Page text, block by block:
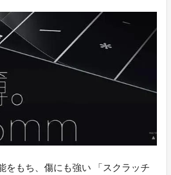
をもち、傷にも強い 「スクラッチ